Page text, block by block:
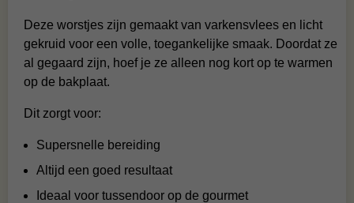
Deze worstjes zijn gemaakt van varkensvlees en licht
gekruid voor een volle, toegankelijke smaak. Doordat ze
al gegaard zijn, hoef je ze alleen nog kort op te warmen
op de bakplaat.
Dit zorgt voor:
Supersnelle bereiding
Altijd een goed resultaat
Ideaal voor tussendoor op de gourmet